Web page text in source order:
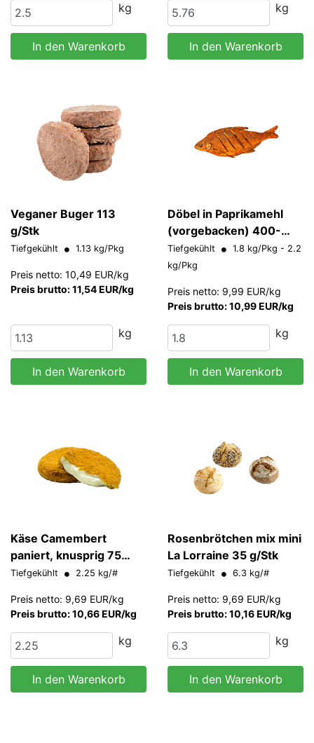
kg
In den Warenkorb
kg
In den Warenkorb
Veganer Buger 113
g/Stk
Tiefgekühlt 1.13 kg/Pkg
Preis netto: 10,49 EUR/kg
Preis brutto: 11,54 EUR/kg
kg
In den Warenkorb
Döbel in Paprikamehl
(vorgebacken) 400-
600 g/Stk
Tiefgekühlt
1.8 kg/Pkg - 2.2
kg/Pkg
Preis netto: 9,99 EUR/kg
Preis brutto: 10,99 EUR/kg
kg
In den Warenkorb
Käse Camembert
paniert, knusprig 75
g/Stk
Tiefgekühlt 2.25 kg/#
Preis netto: 9,69 EUR/kg
Preis brutto: 10,66 EUR/kg
kg
In den Warenkorb
Rosenbrötchen mix mini
La Lorraine 35 g/Stk
Tiefgekühlt 6.3 kg/#
Preis netto: 9,69 EUR/kg
Preis brutto: 10,16 EUR/kg
kg
In den Warenkorb